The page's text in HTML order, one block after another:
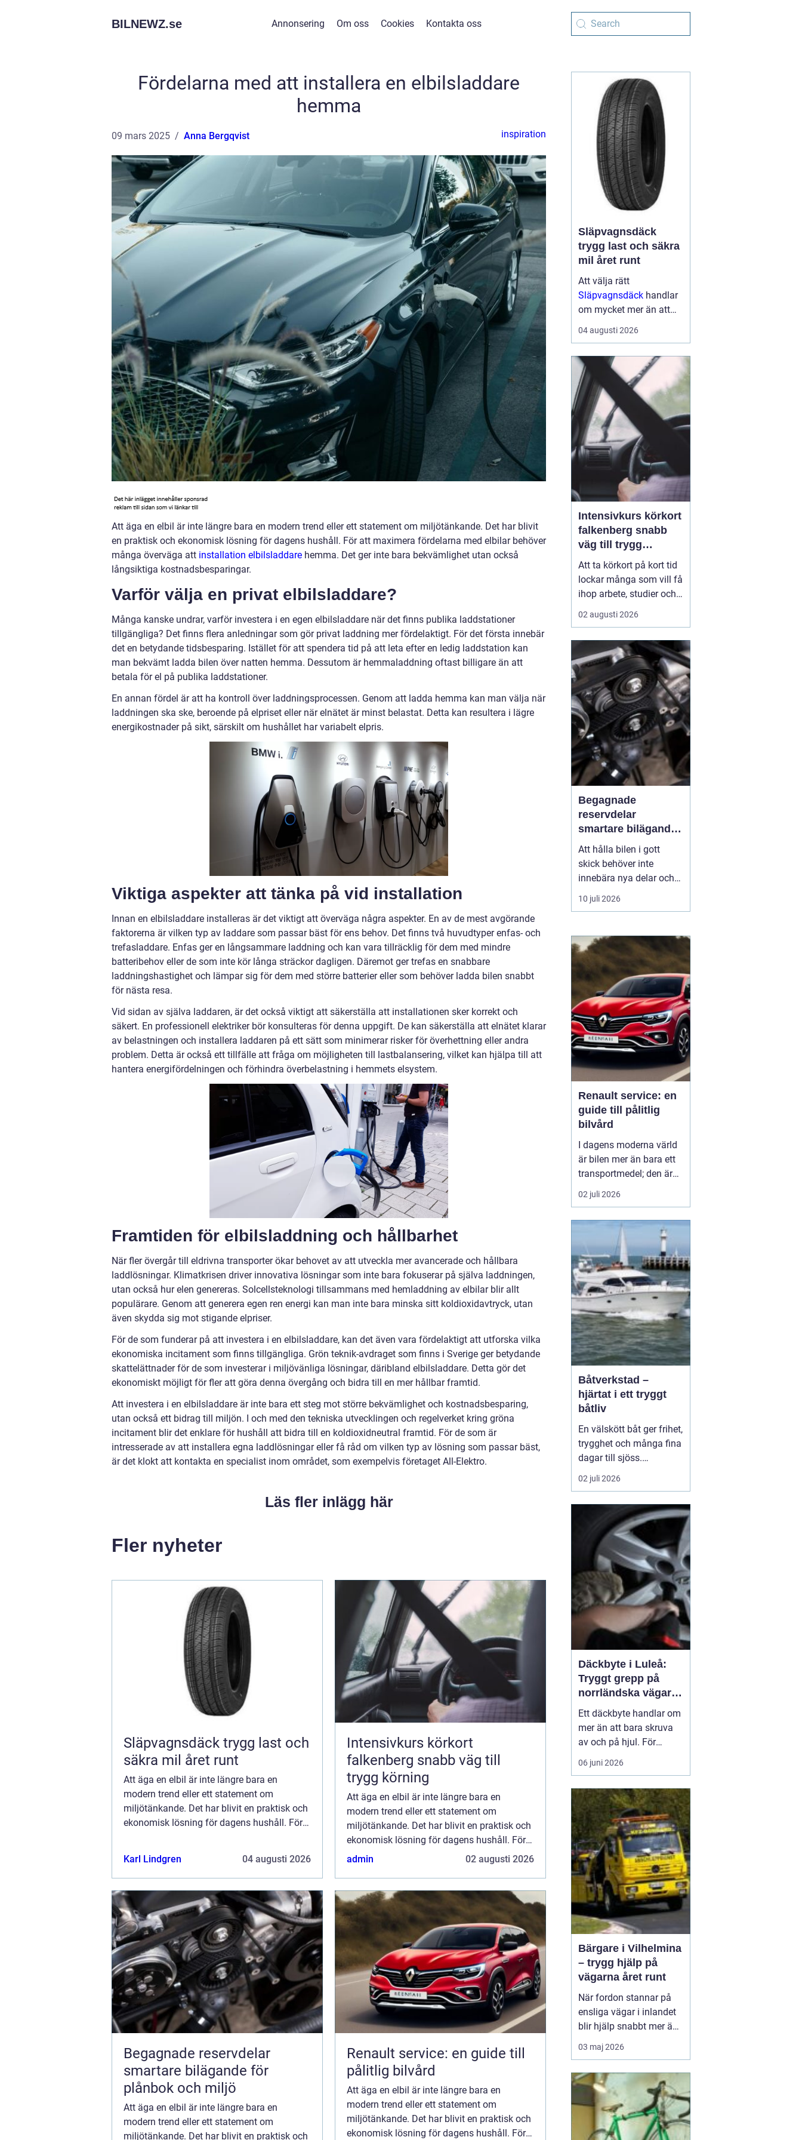
BILNEWZ.se Annonsering Om oss Cookies Kontakta oss
Fördelarna med att installera en elbilsladdare
hemma
09 mars 2025 Anna Bergqvist inspiration
Att äga en elbil är inte längre bara en modern trend eller ett statement om miljötänkande. Det har blivit
en praktisk och ekonomisk lösning för dagens hushåll. För att maximera fördelarna med elbilar behöver
många överväga att installation elbilsladdare hemma. Det ger inte bara bekvämlighet utan också
långsiktiga kostnadsbesparingar.
Varför välja en privat elbilsladdare?
Många kanske undrar, varför investera i en egen elbilsladdare när det finns publika laddstationer
tillgängliga? Det finns flera anledningar som gör privat laddning mer fördelaktigt. För det första innebär
det en betydande tidsbesparing. Istället för att spendera tid på att leta efter en ledig laddstation kan
man bekvämt ladda bilen över natten hemma. Dessutom är hemmaladdning oftast billigare än att
betala för el på publika laddstationer.
En annan fördel är att ha kontroll över laddningsprocessen. Genom att ladda hemma kan man välja när
laddningen ska ske, beroende på elpriset eller när elnätet är minst belastat. Detta kan resultera i lägre
energikostnader på sikt, särskilt om hushållet har variabelt elpris.
Viktiga aspekter att tänka på vid installation
Innan en elbilsladdare installeras är det viktigt att överväga några aspekter. En av de mest avgörande
faktorerna är vilken typ av laddare som passar bäst för ens behov. Det finns två huvudtyper enfas- och
trefasladdare. Enfas ger en långsammare laddning och kan vara tillräcklig för dem med mindre
batteribehov eller de som inte kör långa sträckor dagligen. Däremot ger trefas en snabbare
laddningshastighet och lämpar sig för dem med större batterier eller som behöver ladda bilen snabbt
för nästa resa.
Vid sidan av själva laddaren, är det också viktigt att säkerställa att installationen sker korrekt och
säkert. En professionell elektriker bör konsulteras för denna uppgift. De kan säkerställa att elnätet klarar
av belastningen och installera laddaren på ett sätt som minimerar risker för överhettning eller andra
problem. Detta är också ett tillfälle att fråga om möjligheten till lastbalansering, vilket kan hjälpa till att
hantera energifördelningen och förhindra överbelastning i hemmets elsystem.
Framtiden för elbilsladdning och hållbarhet
När fler övergår till eldrivna transporter ökar behovet av att utveckla mer avancerade och hållbara
laddlösningar. Klimatkrisen driver innovativa lösningar som inte bara fokuserar på själva laddningen,
utan också hur elen genereras. Solcellsteknologi tillsammans med hemladdning av elbilar blir allt
populärare. Genom att generera egen ren energi kan man inte bara minska sitt koldioxidavtryck, utan
även skydda sig mot stigande elpriser.
För de som funderar på att investera i en elbilsladdare, kan det även vara fördelaktigt att utforska vilka
ekonomiska incitament som finns tillgängliga. Grön teknik-avdraget som finns i Sverige ger betydande
skattelättnader för de som investerar i miljövänliga lösningar, däribland elbilsladdare. Detta gör det
ekonomiskt möjligt för fler att göra denna övergång och bidra till en mer hållbar framtid.
Att investera i en elbilsladdare är inte bara ett steg mot större bekvämlighet och kostnadsbesparing,
utan också ett bidrag till miljön. I och med den tekniska utvecklingen och regelverket kring gröna
incitament blir det enklare för hushåll att bidra till en koldioxidneutral framtid. För de som är
intresserade av att installera egna laddlösningar eller få råd om vilken typ av lösning som passar bäst,
är det klokt att kontakta en specialist inom området, som exempelvis företaget All-Elektro.
Läs fler inlägg här
Fler nyheter
Släpvagnsdäck trygg last och
säkra mil året runt
Att äga en elbil är inte längre bara en
modern trend eller ett statement om
miljötänkande. Det har blivit en praktisk och
ekonomisk lösning för dagens hushåll. För
Karl Lindgren
04 augusti 2026
Intensivkurs körkort
falkenberg snabb väg till
trygg körning
Att äga en elbil är inte längre bara en
modern trend eller ett statement om
miljötänkande. Det har blivit en praktisk och
ekonomisk lösning för dagens hushåll. För
att maximera fördelarna med elbilar...
admin 02 augusti 2026
Begagnade reservdelar
smartare bilägande för
plånbok och miljö
Att äga en elbil är inte längre bara en
modern trend eller ett statement om
miljötänkande. Det har blivit en praktisk och
Renault service: en guide till
pålitlig bilvård
Att äga en elbil är inte längre bara en
modern trend eller ett statement om
miljötänkande. Det har blivit en praktisk och
ekonomisk lösning för dagens hushåll. För
Släpvagnsdäck
trygg last och säkra
mil året runt
Att välja rätt
Släpvagnsdäck handlar
om mycket mer än att
bara hitta rätt
dimension. Däckens
påverkar både
bromssträcka, stabilitet,
köregenskaper och i
förlängningen säkerhe...
04 augusti 2026
Intensivkurs körkort
falkenberg snabb
väg till trygg
körning
Att ta körkort på kort tid
lockar många som vill få
ihop arbete, studier och
vardag utan att dra ut på
processen i flera
intensivkurs körkort
Falkenberg geren tydlig
struktur,...
02 augusti 2026
Begagnade
reservdelar
smartare bilägande
för plånbok och
miljö
Att hålla bilen i gott
skick behöver inte
innebära nya delar och
höga kostnader. Allt fler
bilägare ser
reservdelarbåde
ekonomiskt och ur
miljösynpunkt. Genom
att vä...
10 juli 2026
Renault service: en
guide till pålitlig
bilvård
I dagens moderna värld
är bilen mer än bara ett
transportmedel; den är
en viktig del av vårt
dagliga liv och ofta en
bilen i toppskick är
därför avgörande för att
både förlänga dess
livslängd och behålla ett
högt andrahand...
02 juli 2026
Båtverkstad –
hjärtat i ett tryggt
båtliv
En välskött båt ger frihet,
trygghet och många fina
dagar till sjöss.
Samtidigt kräver ett
säkert båtliv mer än bara
snabb avspolning efter
säsongen. För mån...
02 juli 2026
Däckbyte i Luleå:
Tryggt grepp på
norrländska vägar
året runt
Ett däckbyte handlar om
mer än att bara skruva
av och på hjul. För
bilägare i Luleå är rätt
däck, monterade på rätt
en avgörande
säkerhetsfr&ari...
06 juni 2026
Bärgare i Vilhelmina
– trygg hjälp på
vägarna året runt
När fordon stannar på
ensliga vägar i inlandet
blir hjälp snabbt mer än
bara bekvämlighet det
handlar om trygghet. I
spelar bärgning och
vägassistans en central
roll för både b...
03 maj 2026